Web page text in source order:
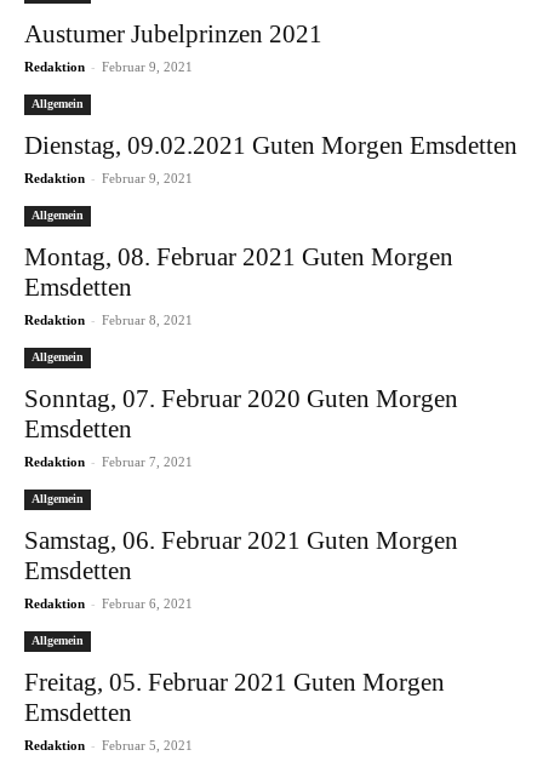
Austumer Jubelprinzen 2021
Redaktion - Februar 9, 2021
Allgemein
Dienstag, 09.02.2021 Guten Morgen Emsdetten
Redaktion - Februar 9, 2021
Allgemein
Montag, 08. Februar 2021 Guten Morgen
Emsdetten
Redaktion - Februar 8, 2021
Allgemein
Sonntag, 07. Februar 2020 Guten Morgen
Emsdetten
Redaktion - Februar 7, 2021
Allgemein
Samstag, 06. Februar 2021 Guten Morgen
Emsdetten
Redaktion - Februar 6, 2021
Allgemein
Freitag, 05. Februar 2021 Guten Morgen
Emsdetten
Redaktion - Februar 5, 2021